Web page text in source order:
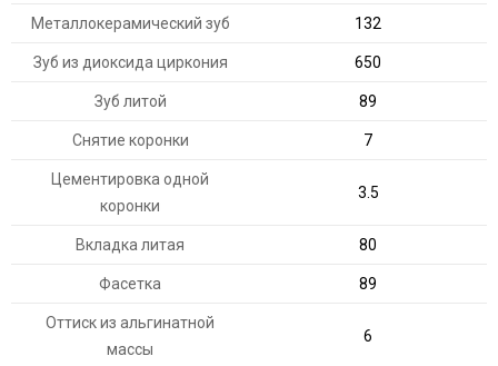
Металлокерамический зуб 132
Зуб из диоксида циркония 650
Зуб литой 89
Снятие коронки 7
Цементировка одной
коронки
3.5
Вкладка литая 80
Фасетка 89
Оттиск из альгинатной
массы
6